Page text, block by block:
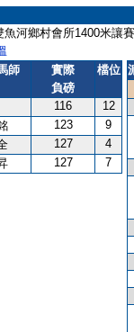
河鄉村會所1400米讓賽
師
實際
負磅
檔位
116
12
123
9
127
4
127 7